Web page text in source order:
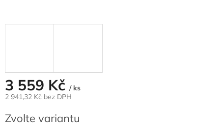
3 559 Kč / ks
2 941,32 Kč bez DPH
cena:
Zvolte variantu